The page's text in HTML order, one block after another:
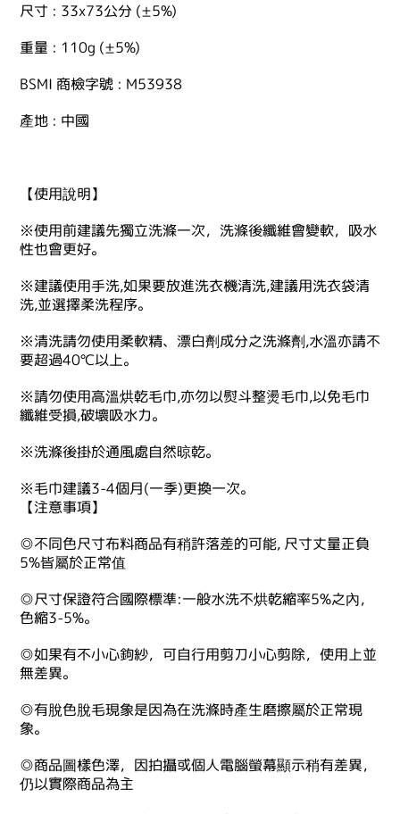
尺寸 : 33x73公分 (±5%)
重量 : 110g (±5%)
BSMI 商檢字號 : M53938
產地 : 中國
【使用說明】
※使用前建議先獨立洗滌一次，洗滌後纖維會變軟，吸水
性也會更好。
※建議使用手洗,如果要放進洗衣機清洗,建議用洗衣袋清
洗,並選擇柔洗程序。
※清洗請勿使用柔軟精、漂白劑成分之洗滌劑,水溫亦請不
要超過40℃以上。
※請勿使用高溫烘乾毛巾,亦勿以熨斗整燙毛巾,以免毛巾
纖維受損,破壞吸水力。
※洗滌後掛於通風處自然晾乾。
※毛巾建議3-4個月(一季)更換一次。
【注意事項】
◎不同色尺寸布料商品有稍許落差的可能, 尺寸丈量正負
5%皆屬於正常值
◎尺寸保證符合國際標準:一般水洗不烘乾縮率5%之內，
色縮3-5%。
◎如果有不小心鉤紗，可自行用剪刀小心剪除，使用上並
無差異。
◎有脫色脫毛現象是因為在洗滌時產生磨擦屬於正常現
象。
◎商品圖樣色澤，因拍攝或個人電腦螢幕顯示稍有差異，
仍以實際商品為主